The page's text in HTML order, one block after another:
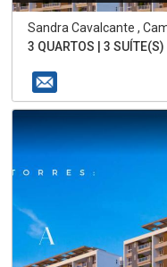
Sandra Cavalcante ,
3 QUARTOS | 3 SUÍTE(S)